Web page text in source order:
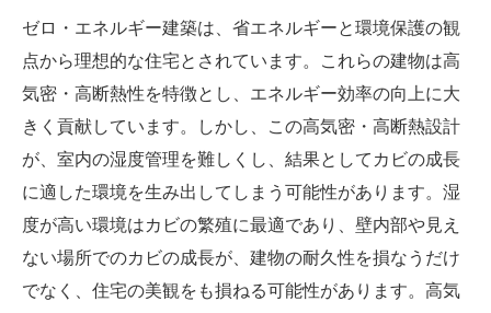
ゼロ・エネルギー建築は、省エネルギーと環境保護の観
点から理想的な住宅とされています。これらの建物は高
気密・高断熱性を特徴とし、エネルギー効率の向上に大
きく貢献しています。しかし、この高気密・高断熱設計
が、室内の湿度管理を難しくし、結果としてカビの成長
に適した環境を生み出してしまう可能性があります。湿
度が高い環境はカビの繁殖に最適であり、壁内部や見え
ない場所でのカビの成長が、建物の耐久性を損なうだけ
でなく、住宅の美観をも損ねる可能性があります。高気